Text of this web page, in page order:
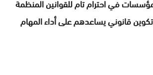
قانوني يساعدهم على أداء المهام